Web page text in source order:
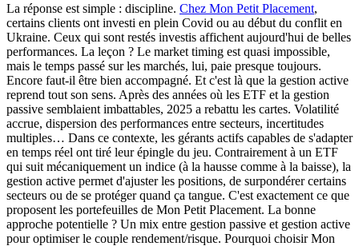
La réponse est simple : discipline. Chez Mon Petit Placement,
certains clients ont investi en plein Covid ou au début du conflit en
Ukraine. Ceux qui sont restés investis affichent aujourd'hui de belles
performances. La leçon ? Le market timing est quasi impossible,
mais le temps passé sur les marchés, lui, paie presque toujours.
Encore faut-il être bien accompagné. Et c'est là que la gestion active
reprend tout son sens. Après des années où les ETF et la gestion
passive semblaient imbattables, 2025 a rebattu les cartes. Volatilité
accrue, dispersion des performances entre secteurs, incertitudes
multiples… Dans ce contexte, les gérants actifs capables de s'adapter
en temps réel ont tiré leur épingle du jeu. Contrairement à un ETF
qui suit mécaniquement un indice (à la hausse comme à la baisse), la
gestion active permet d'ajuster les positions, de surpondérer certains
secteurs ou de se protéger quand ça tangue. C'est exactement ce que
proposent les portefeuilles de Mon Petit Placement. La bonne
approche potentielle ? Un mix entre gestion passive et gestion active
pour optimiser le couple rendement/risque. Pourquoi choisir Mon